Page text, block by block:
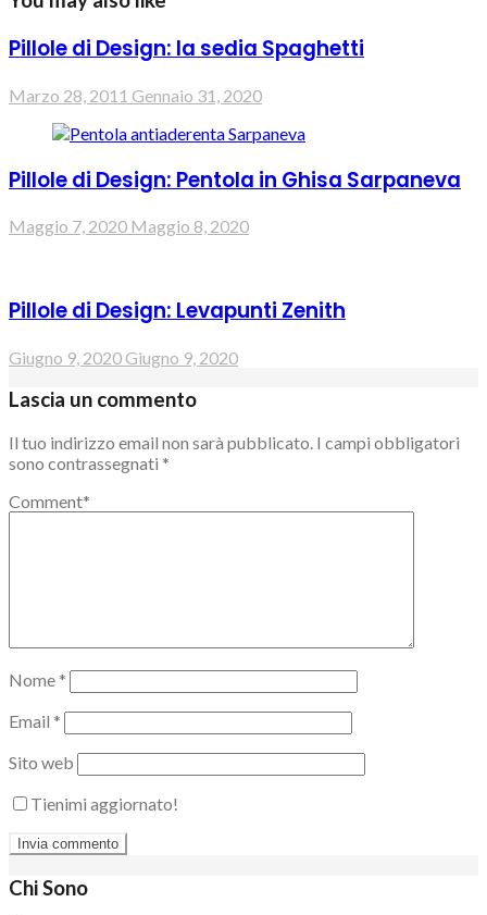
Pillole di Design: la sedia Spaghetti
Marzo 28, 2011 Gennaio 31, 2020
Pillole di Design: Pentola in Ghisa Sarpaneva
Maggio 7, 2020 Maggio 8, 2020
Pillole di Design: Levapunti Zenith
Giugno 9, 2020Giugno 9, 2020
Lascia un commento
Il tuo indirizzo email non sarà pubblicato. I campi obbligatori
sono contrassegnati *
Comment*
Nome *
Email *
Sito web
Tienimi aggiornato!
Chi Sono